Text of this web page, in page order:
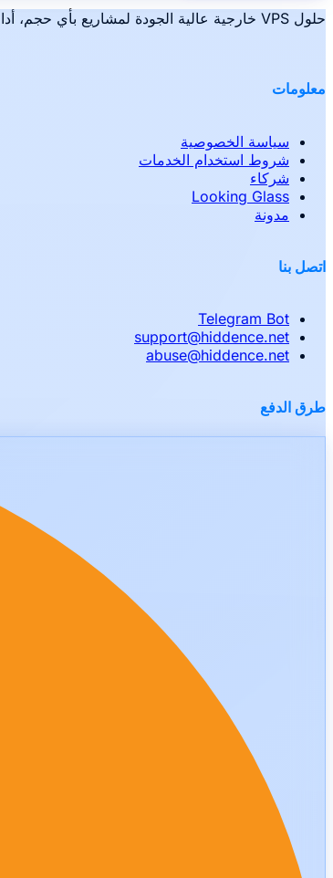
حلول VPS خارجية عالية الجودة لمشاريع بأي حجم، أداء موثوق، خصوصية وسهولة استخدام، هذا هو Hiddence.
معلومات
سياسة الخصوصية
شروط استخدام الخدمات
شركاء
Looking Glass
مدونة
اتصل بنا
Telegram Bot
support@hiddence.net
abuse@hiddence.net
طرق الدفع